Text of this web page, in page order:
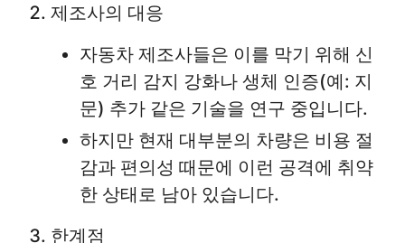
제조사의 대응
자동차 제조사들은 이를 막기 위해 신
호 거리 감지 강화나 생체 인증(예: 지
문) 추가 같은 기술을 연구 중입니다.
하지만 현재 대부분의 차량은 비용 절
감과 편의성 때문에 이런 공격에 취약
한 상태로 남아 있습니다.
한계점